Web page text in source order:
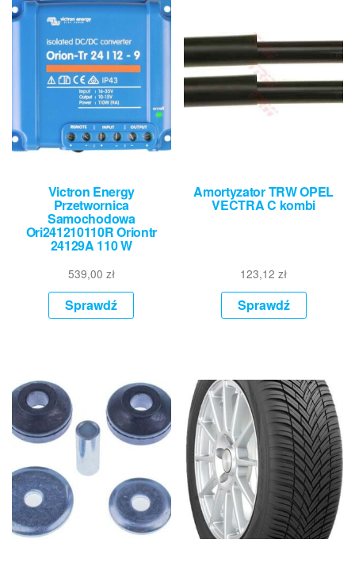
Victron Energy
Przetwornica
Samochodowa
Ori241210110R Oriontr
24129A 110 W
539,00 zł
Sprawdź
Amortyzator TRW OPEL
VECTRA C kombi
123,12zł
Sprawdź